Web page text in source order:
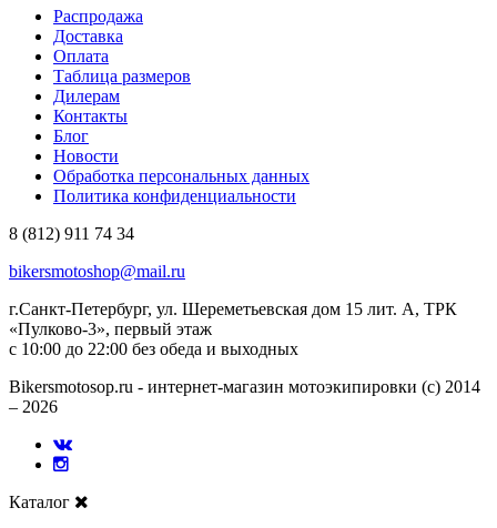
Распродажа
Доставка
Оплата
Таблица размеров
Дилерам
Контакты
Блог
Новости
Обработка персональных данных
Политика конфиденциальности
8 (812) 911 74 34
bikersmotoshop@mail.ru
г.Санкт-Петербург, ул. Шереметьевская дом 15 лит. А, ТРК
«Пулково-3», первый этаж
с 10:00 до 22:00 без обеда и выходных
Bikersmotosop.ru - интернет-магазин мотоэкипировки (c) 2014
– 2026
Каталог